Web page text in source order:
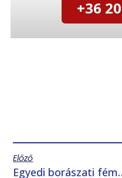
+36
Előző
Egyedi borászati